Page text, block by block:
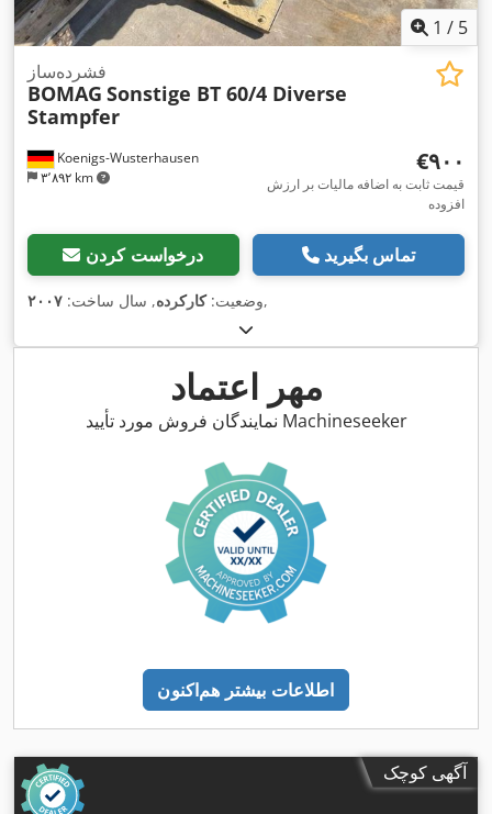
1 / 5
Koenigs-Wusterhausen
۳٬۸۹۲ km
فشرده‌ساز
BOMAG Sonstige BT 60/4 Diverse
Stampfer
‎€۹۰۰
قیمت ثابت به اضافه مالیات بر ارزش
افزوده
درخواست کردن تماس بگیرید
وضعیت:کارکرده, سال ساخت: ۲۰۰۷ ,
مهر اعتماد
نمایندگان فروش مورد تأیید Machineseeker
اطلاعات بیشتر هم‌اکنون
آگهی کوچک